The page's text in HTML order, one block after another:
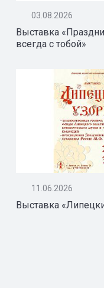
03.08.2026
Выставка
всегда с тобой»
11.06.2026
Выставка